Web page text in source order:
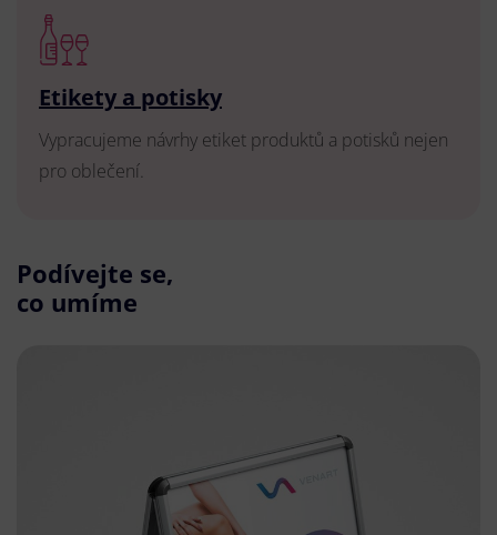
Etikety a potisky
Vypracujeme návrhy etiket produktů a potisků nejen
pro oblečení.
Podívejte se,
co umíme